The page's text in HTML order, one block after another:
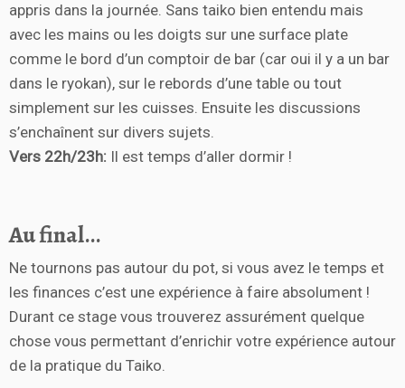
appris dans la journée. Sans taiko bien entendu mais
avec les mains ou les doigts sur une surface plate
comme le bord d’un comptoir de bar (car oui il y a un bar
dans le ryokan), sur le rebords d’une table ou tout
simplement sur les cuisses. Ensuite les discussions
s’enchaînent sur divers sujets.
Vers 22h/23h: Il est temps d’aller dormir !
Au final…
Ne tournons pas autour du pot, si vous avez le temps et
les finances c’est une expérience à faire absolument !
Durant ce stage vous trouverez assurément quelque
chose vous permettant d’enrichir votre expérience autour
de la pratique du Taiko.